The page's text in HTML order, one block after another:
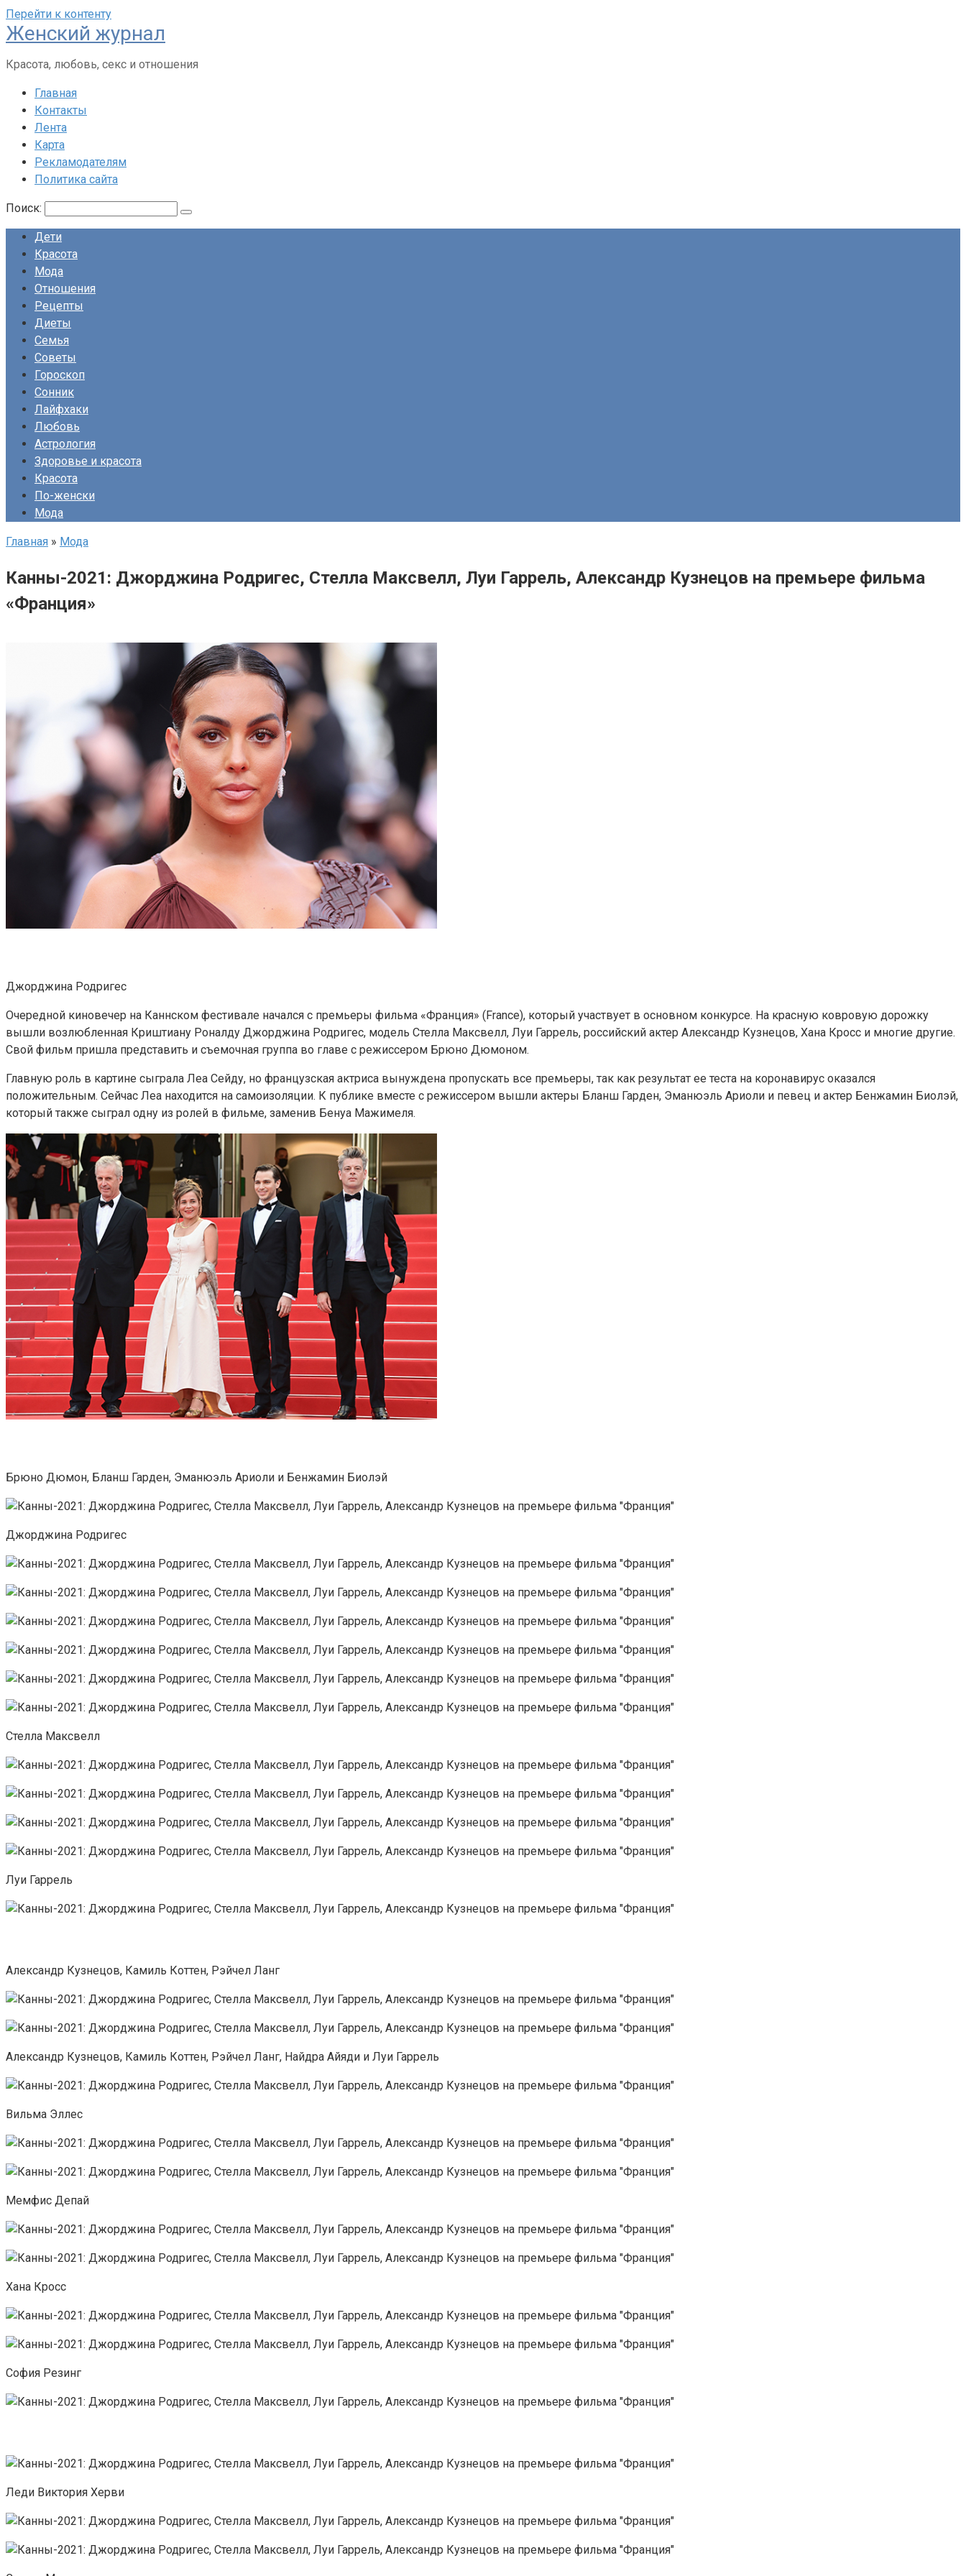
Перейти к контенту
Женский журнал
Красота, любовь, секс и отношения
Главная
Контакты
Лента
Карта
Рекламодателям
Политика сайта
Поиск:
Дети
Красота
Мода
Отношения
Рецепты
Диеты
Семья
Советы
Гороскоп
Сонник
Лайфхаки
Любовь
Астрология
Здоровье и красота
Красота
По-женски
Мода
Главная » Мода
Канны-2021: Джорджина Родригес, Стелла Максвелл, Луи Гаррель, Александр Кузнецов на премьере фильма
«Франция»
Джорджина Родригес
Очередной киновечер на Каннском фестивале начался с премьеры фильма «Франция» (France), который участвует в основном конкурсе. На красную ковровую дорожку
вышли возлюбленная Криштиану Роналду Джорджина Родригес, модель Стелла Максвелл, Луи Гаррель, российский актер Александр Кузнецов, Хана Кросс и многие другие.
Свой фильм пришла представить и съемочная группа во главе с режиссером Брюно Дюмоном.
Главную роль в картине сыграла Леа Сейду, но французская актриса вынуждена пропускать все премьеры, так как результат ее теста на коронавирус оказался
положительным. Сейчас Леа находится на самоизоляции. К публике вместе с режиссером вышли актеры Бланш Гарден, Эманюэль Ариоли и певец и актер Бенжамин Биолэй,
который также сыграл одну из ролей в фильме, заменив Бенуа Мажимеля.
Брюно Дюмон, Бланш Гарден, Эманюэль Ариоли и Бенжамин Биолэй
Джорджина Родригес
Стелла Максвелл
Луи Гаррель
Александр Кузнецов, Камиль Коттен, Рэйчел Ланг
Александр Кузнецов, Камиль Коттен, Рэйчел Ланг, Найдра Айяди и Луи Гаррель
Вильма Эллес
Мемфис Депай
Хана Кросс
София Резинг
Леди Виктория Херви